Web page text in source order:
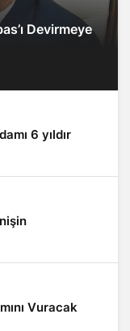
Devirmeye
6 yıldır
Vuracak